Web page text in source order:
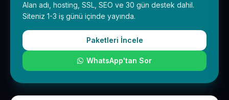
Alan adı, hosting, SSL, SEO ve 30 gün destek dahil.
Siteniz 1-3 iş günü içinde yayında.
Paketleri İncele
WhatsApp'tan Sor